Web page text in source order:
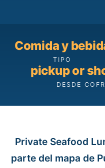
Comida y
TIPO
pickup or
DESDE
Private Seafood
parte del mapa de